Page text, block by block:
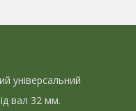
універсальний
вал 32 мм.